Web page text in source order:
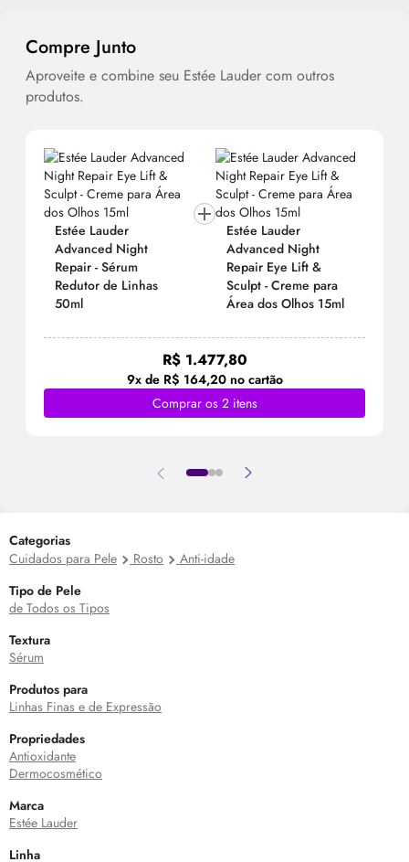
Compre Junto
Aproveite e combine seu Estée Lauder com outros
produtos.
Estée Lauder
Advanced Night
Repair - Sérum
Redutor de Linhas
50ml
Estée Lauder
Advanced Night
Repair Eye Lift &
Sculpt - Creme para
Área dos Olhos 15ml
R$ 1.477,80
9x de R$ 164,20 no cartão
Comprar os 2 itens
Categorias
Cuidados para Pele
Rosto
Anti-idade
Tipo de Pele
de Todos os Tipos
Textura
Sérum
Produtos para
Linhas Finas e de Expressão
Propriedades
Antioxidante
Dermocosmético
Marca
Estée Lauder
Linha